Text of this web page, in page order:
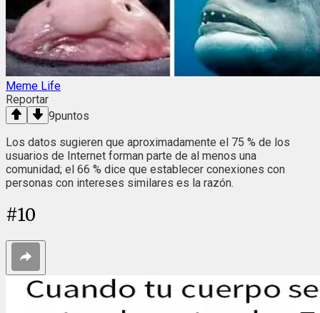
Meme Life
Reportar
9puntos
Los datos sugieren que aproximadamente el 75 % de los
usuarios de Internet forman parte de al menos una
comunidad; el 66 % dice que establecer conexiones con
personas con intereses similares es la razón.
#10